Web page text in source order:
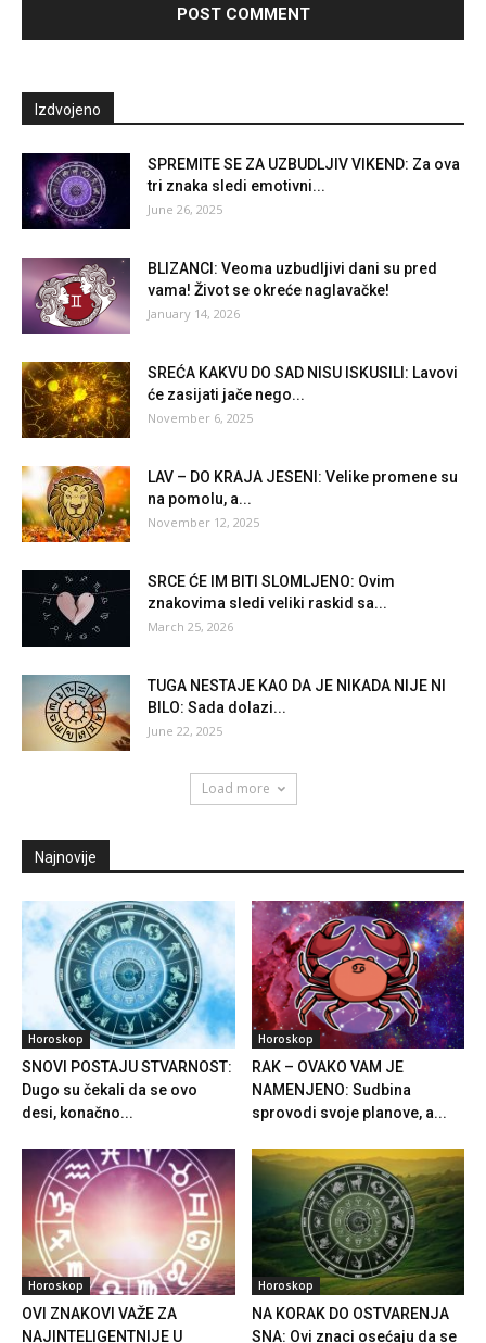
Izdvojeno
SPREMITE SE ZA UZBUDLJIV VIKEND: Za ova
tri znaka sledi emotivni...
June 26, 2025
BLIZANCI: Veoma uzbudljivi dani su pred
vama! Život se okreće naglavačke!
January 14, 2026
SREĆA KAKVU DO SAD NISU ISKUSILI: Lavovi
će zasijati jače nego...
November 6, 2025
LAV – DO KRAJA JESENI: Velike promene su
na pomolu, a...
November 12, 2025
SRCE ĆE IM BITI SLOMLJENO: Ovim
znakovima sledi veliki raskid sa...
March 25, 2026
TUGA NESTAJE KAO DA JE NIKADA NIJE NI
BILO: Sada dolazi...
June 22, 2025
Load more
Najnovije
Horoskop
SNOVI POSTAJU STVARNOST:
Dugo su čekali da se ovo
desi, konačno...
Horoskop
RAK – OVAKO VAM JE
NAMENJENO: Sudbina
sprovodi svoje planove, a...
Horoskop
OVI ZNAKOVI VAŽE ZA
NAJINTELIGENTNIJE U
Horoskop
NA KORAK DO OSTVARENJA
SNA: Ovi znaci osećaju da se